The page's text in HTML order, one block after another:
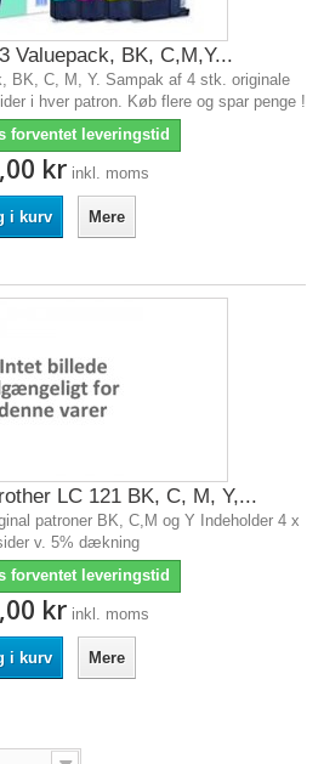
Valuepack, BK, C,M,Y...
BK, C, M, Y. Sampak af 4 stk. originale
i hver patron. Køb flere og spar penge !
forventet leveringstid
kr inkl. moms
i kurv Mere
LC 121 BK, C, M, Y,...
patroner BK, C,M og Y Indeholder 4 x
v. 5% dækning
forventet leveringstid
kr inkl. moms
i kurv Mere